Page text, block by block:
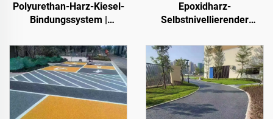
Polyurethan-Harz-Kiesel-
Bindungssystem |
Polyurethan für
Landschaftsgestaltung
und Dekoration
Epoxidharz-
Selbstnivellierender
gewerbliche, industrielle
und hochwertige
Wohnprojekte